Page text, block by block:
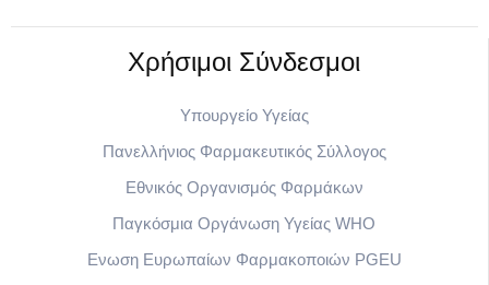
Χρήσιμοι Σύνδεσμοι​
Υπουργείο Υγείας
Πανελλήνιος Φαρμακευτικός Σύλλογος
Εθνικός Οργανισμός Φαρμάκων
Παγκόσμια Οργάνωση Υγείας WHO
Eνωση Ευρωπαίων Φαρμακοποιών PGEU